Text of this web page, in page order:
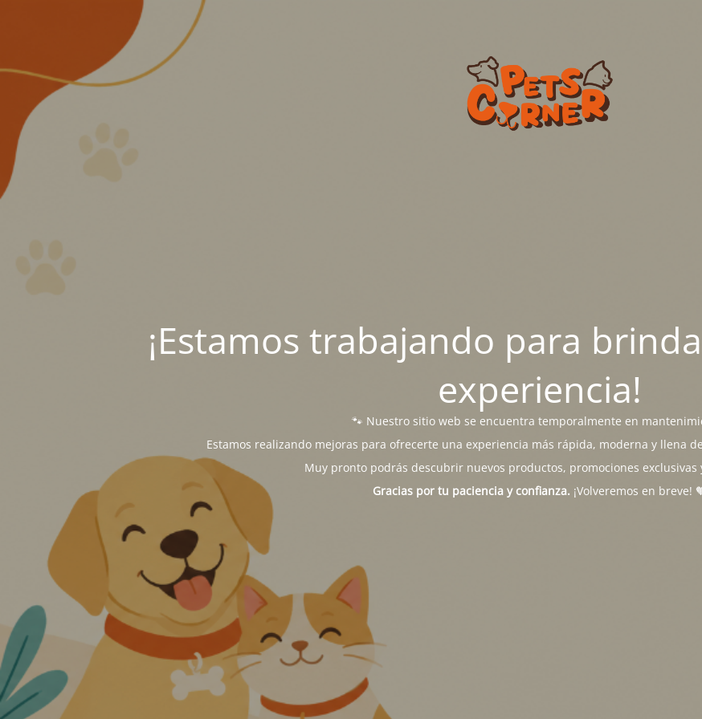
¡Estamos trabajando para
experiencia!
🐾 Nuestro sitio web se encuentra temporalmente en
Estamos realizando mejoras para ofrecerte una experiencia más rápida, moderna y llena
Muy pronto podrás descubrir nuevos productos, promociones exclusivas
Gracias por tu paciencia y confianza. ¡Volveremos en breve!